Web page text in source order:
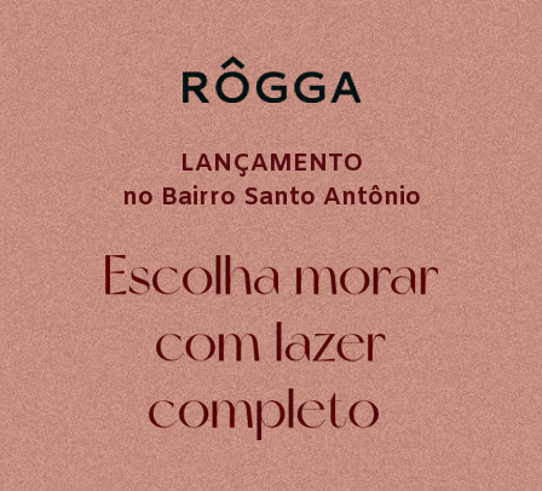
LANÇAMENTO
no Bairro Santo Antônio